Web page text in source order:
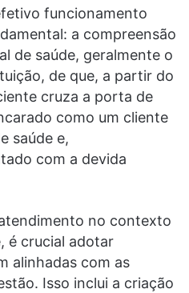
funcionamento
a compreensão
de saúde, geralmente o
de que, a partir do
cruza a porta de
como um cliente
saúde e,
com a devida
no contexto
é crucial adotar
alinhadas com as
Isso inclui a criação